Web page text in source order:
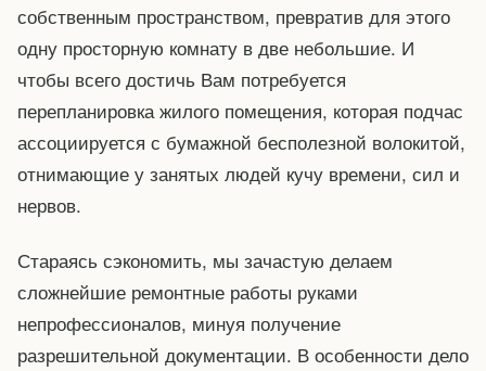
собственным пространством, превратив для этого
одну просторную комнату в две небольшие. И
чтобы всего достичь Вам потребуется
перепланировка жилого помещения, которая подчас
ассоциируется с бумажной бесполезной волокитой,
отнимающие у занятых людей кучу времени, сил и
нервов.
Стараясь сэкономить, мы зачастую делаем
сложнейшие ремонтные работы руками
непрофессионалов, минуя получение
разрешительной документации. В особенности дело